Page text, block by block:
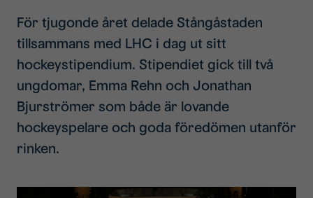
För tjugonde året delade Stångåstaden
tillsammans med LHC i dag ut sitt
hockeystipendium. Stipendiet gick till två
ungdomar, Emma Rehn och Jonathan
Bjurströmer som både är lovande
hockeyspelare och goda föredömen utanför
rinken.